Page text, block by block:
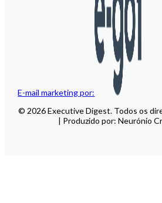
E-mail marketing por:
© 2026 Executive Digest. Todos os
| Produzido por: Neurónio